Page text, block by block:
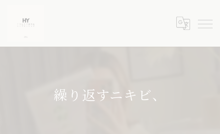
繰り返すニキビ、